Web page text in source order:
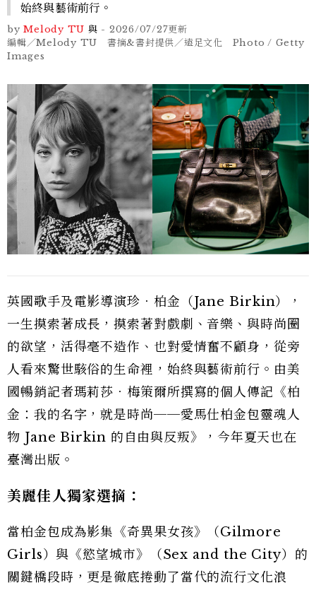
始終與藝術前行。
by Melody TU 與 - 2026/07/27更新
編輯／Melody TU 書摘&書封提供／遠足文化 Photo / Getty
Images
英國歌手及電影導演珍．柏金（Jane Birkin），
一生摸索著成長，摸索著對戲劇、音樂、與時尚圈
的欲望，活得毫不造作、也對愛情奮不顧身，從旁
人看來驚世駭俗的生命裡，始終與藝術前行。由美
國暢銷記者瑪莉莎．梅策爾所撰寫的個人傳記《柏
金：我的名字，就是時尚──愛馬仕柏金包靈魂人
物 Jane Birkin 的自由與反叛》，今年夏天也在
臺灣出版。
美麗佳人獨家選摘：
當柏金包成為影集《奇異果女孩》（Gilmore
Girls）與《慾望城市》（Sex and the City）的
關鍵橋段時，更是徹底捲動了當代的流行文化浪